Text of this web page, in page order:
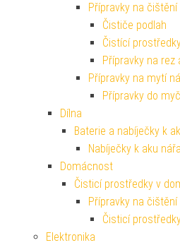
Přípravky na čištění
Čističe podlah
Čistící
Přípravky na rez
Přípravky na mytí
Přípravky do
Dílna
Baterie a nabíječky k
Nabíječky k aku
Domácnost
Čisticí prostředky v
Přípravky na čištění
Čisticí
Elektronika